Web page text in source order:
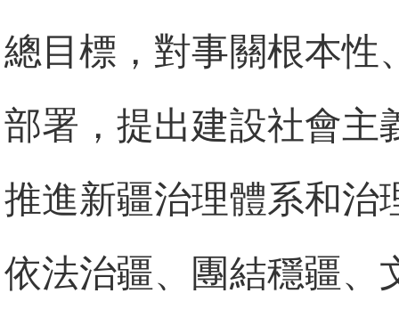
總目標，對事關根本性
部署，提出建設社會主
推進新疆治理體系和治
依法治疆、團結穩疆、